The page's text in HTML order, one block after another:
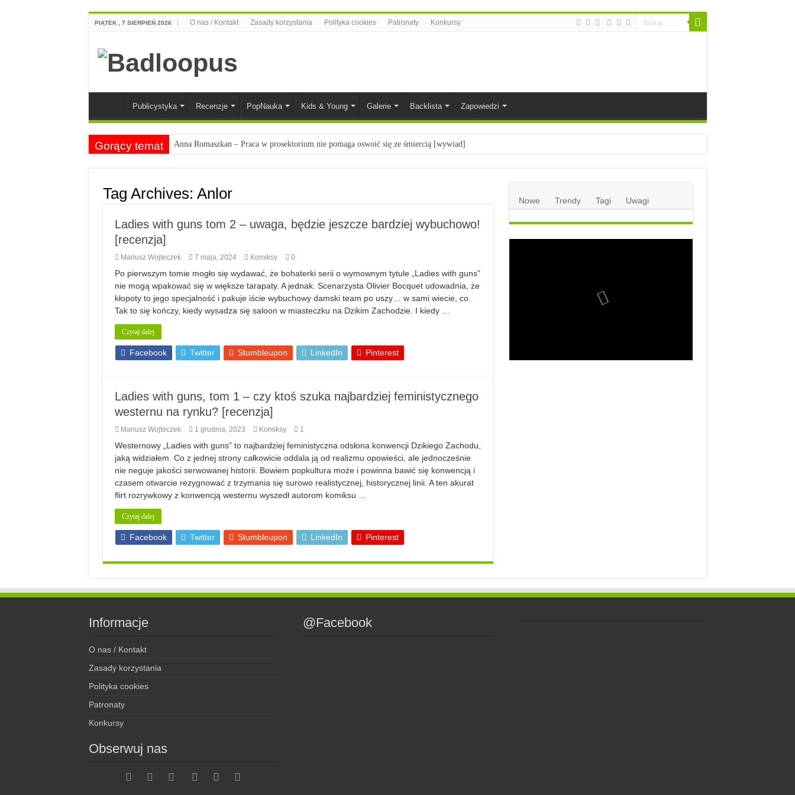
PIĄTEK , 7 SIERPIEŃ 2026 O nas / Kontakt Zasady korzystania Polityka cookies Patronaty Konkursy
Publicystyka Recenzje PopNauka Kids & Young Galerie Backlista Zapowiedzi
Gorący temat Anna Romaszkan – Praca w prosektorium nie pomaga oswoić się ze śmiercią [wywiad]
Najciekawsze zapowiedzi komiksowe na 2023 rok
Tag Archives: Anlor
Ladies with guns tom 2 – uwaga, będzie jeszcze bardziej wybuchowo!
[recenzja]
Mariusz Wojteczek 7 maja, 2024 Komiksy 0
Po pierwszym tomie mogło się wydawać, że bohaterki serii o wymownym tytule „Ladies with guns”
nie mogą wpakować się w większe tarapaty. A jednak. Scenarzysta Olivier Bocquet udowadnia, że
kłopoty to jego specjalność i pakuje iście wybuchowy damski team po uszy… w sami wiecie, co.
Tak to się kończy, kiedy wysadza się saloon w miasteczku na Dzikim Zachodzie. I kiedy …
Czytaj dalej
Facebook Twitter Stumbleupon LinkedIn Pinterest
Ladies with guns, tom 1 – czy ktoś szuka najbardziej feministycznego
westernu na rynku? [recenzja]
Mariusz Wojteczek 1 grudnia, 2023 Komiksy 1
Westernowy „Ladies with guns” to najbardziej feministyczna odsłona konwencji Dzikiego Zachodu,
jaką widziałem. Co z jednej strony całkowicie oddala ją od realizmu opowieści, ale jednocześnie
nie neguje jakości serwowanej historii. Bowiem popkultura może i powinna bawić się konwencją i
czasem otwarcie rezygnować z trzymania się surowo realistycznej, historycznej linii. A ten akurat
flirt rozrywkowy z konwencją westernu wyszedł autorom komiksu …
Czytaj dalej
Facebook Twitter Stumbleupon LinkedIn Pinterest
Nowe Trendy Tagi Uwagi
Informacje
O nas / Kontakt
Zasady korzystania
Polityka cookies
Patronaty
Konkursy
Obserwuj nas
@Facebook